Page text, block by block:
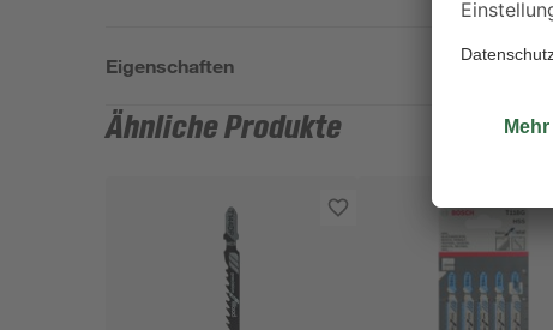
Eigenschaften
Ähnliche Produkte